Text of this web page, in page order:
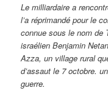
Le milliardaire a
l’a réprimandé pour le
connue sous le nom de
israélien Benjamin
Azza, un village rural
d’assaut le 7 octobre.
guerre.